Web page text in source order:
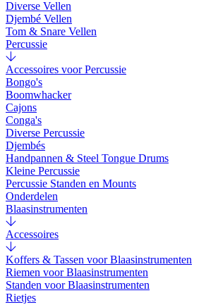
Diverse Vellen
Djembé Vellen
Tom & Snare Vellen
Percussie
Accessoires voor Percussie
Bongo's
Boomwhacker
Cajons
Conga's
Diverse Percussie
Djembés
Handpannen & Steel Tongue Drums
Kleine Percussie
Percussie Standen en Mounts
Onderdelen
Blaasinstrumenten
Accessoires
Koffers & Tassen voor Blaasinstrumenten
Riemen voor Blaasinstrumenten
Standen voor Blaasinstrumenten
Rietjes